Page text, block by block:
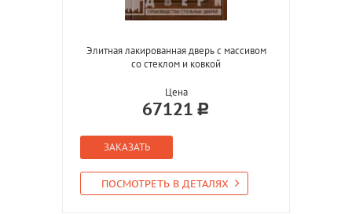
Элитная лакированная дверь с массивом
со стеклом и ковкой
Цена
67121
ЗАКАЗАТЬ
ПОСМОТРЕТЬ В ДЕТАЛЯХ